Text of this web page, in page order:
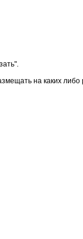
на каких либо